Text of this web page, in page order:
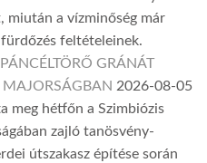
miután a vízminőség már
feltételeinek.
GRÁNÁT
MAJORSÁGBAN 2026-08-05
meg hétfőn a Szimbiózis
zajló tanösvény-
útszakasz építése során